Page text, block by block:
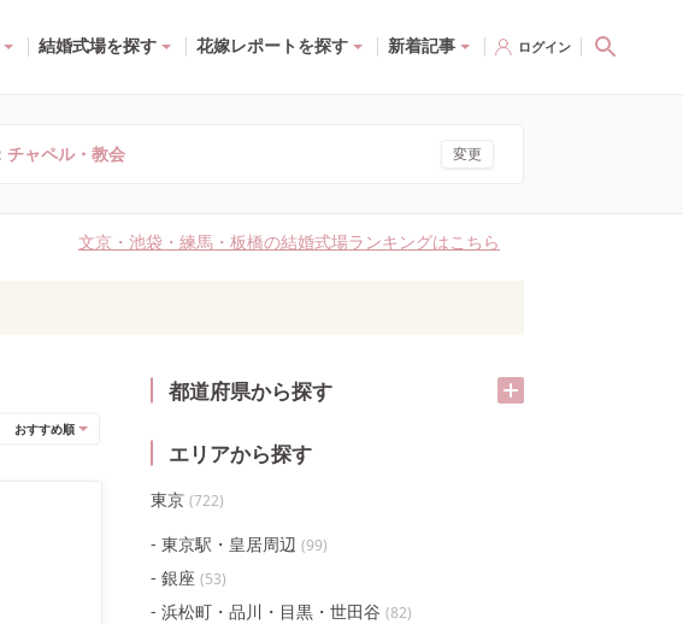
結婚式場を探す 花嫁レポートを探す 新着記事 ログイン
チャペル・教会 変更
文京・池袋・練馬・板橋の結婚式場ランキングはこちら
都道府県から探す
エリアから探す
東京 (722)
東京駅・皇居周辺 (99)
銀座 (53)
浜松町・品川・目黒・世田谷 (82)
おすすめ順